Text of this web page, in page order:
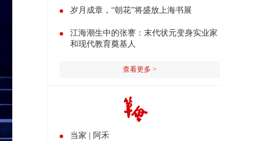
岁月成章，“朝花”将盛放上海书展
江海潮生中的张謇：末代状元变身实业家
和现代教育奠基人
查看更多 >
当家 | 阿禾